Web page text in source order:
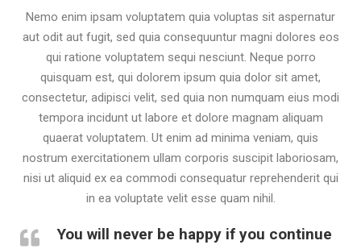
Nemo enim ipsam voluptatem quia voluptas sit aspernatur
aut odit aut fugit, sed quia consequuntur magni dolores eos
qui ratione voluptatem sequi nesciunt. Neque porro
quisquam est, qui dolorem ipsum quia dolor sit amet,
consectetur, adipisci velit, sed quia non numquam eius modi
tempora incidunt ut labore et dolore magnam aliquam
quaerat voluptatem. Ut enim ad minima veniam, quis
nostrum exercitationem ullam corporis suscipit laboriosam,
nisi ut aliquid ex ea commodi consequatur reprehenderit qui
in ea voluptate velit esse quam nihil.
You will never be happy if you continue